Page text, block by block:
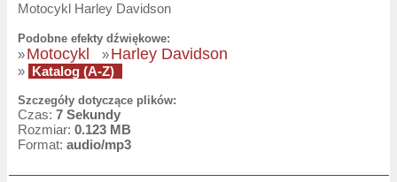
Motocykl Harley Davidson
Podobne efekty dźwiękowe:
»Motocykl »Harley Davidson
» Katalog (A-Z)
Szczegóły dotyczące plików:
Czas: 7 Sekundy
Rozmiar: 0.123 MB
Format: audio/mp3